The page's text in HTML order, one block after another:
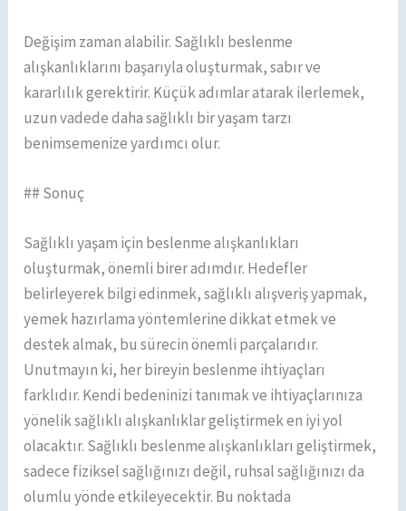
Değişim zaman alabilir. Sağlıklı beslenme
alışkanlıklarını başarıyla oluşturmak, sabır ve
kararlılık gerektirir. Küçük adımlar atarak ilerlemek,
uzun vadede daha sağlıklı bir yaşam tarzı
benimsemenize yardımcı olur.
## Sonuç
Sağlıklı yaşam için beslenme alışkanlıkları
oluşturmak, önemli birer adımdır. Hedefler
belirleyerek bilgi edinmek, sağlıklı alışveriş yapmak,
yemek hazırlama yöntemlerine dikkat etmek ve
destek almak, bu sürecin önemli parçalarıdır.
Unutmayın ki, her bireyin beslenme ihtiyaçları
farklıdır. Kendi bedeninizi tanımak ve ihtiyaçlarınıza
yönelik sağlıklı alışkanlıklar geliştirmek en iyi yol
olacaktır. Sağlıklı beslenme alışkanlıkları geliştirmek,
sadece fiziksel sağlığınızı değil, ruhsal sağlığınızı da
olumlu yönde etkileyecektir. Bu noktada